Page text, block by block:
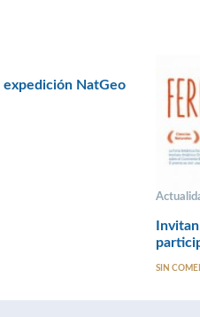
NatGeo
SIN